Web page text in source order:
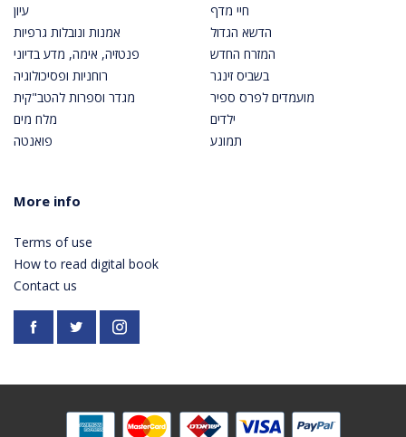
עיון
אמנות ונובלות גרפיות
פנטזיה, אימה, מדע בדיוני
רוחניות ופסיכולוגיה
מגדר וספרות להטב"קית
מלח מים
פואנטה
חיי מדף
הדשא הגדול
המזרח החדש
בשביס זינגר
מועמדים לפרס ספיר
ילדים
תמונע
More info
Terms of use
How to read digital book
Contact us
Facebookhttps://twitter.com/PardesPublish
Instagram